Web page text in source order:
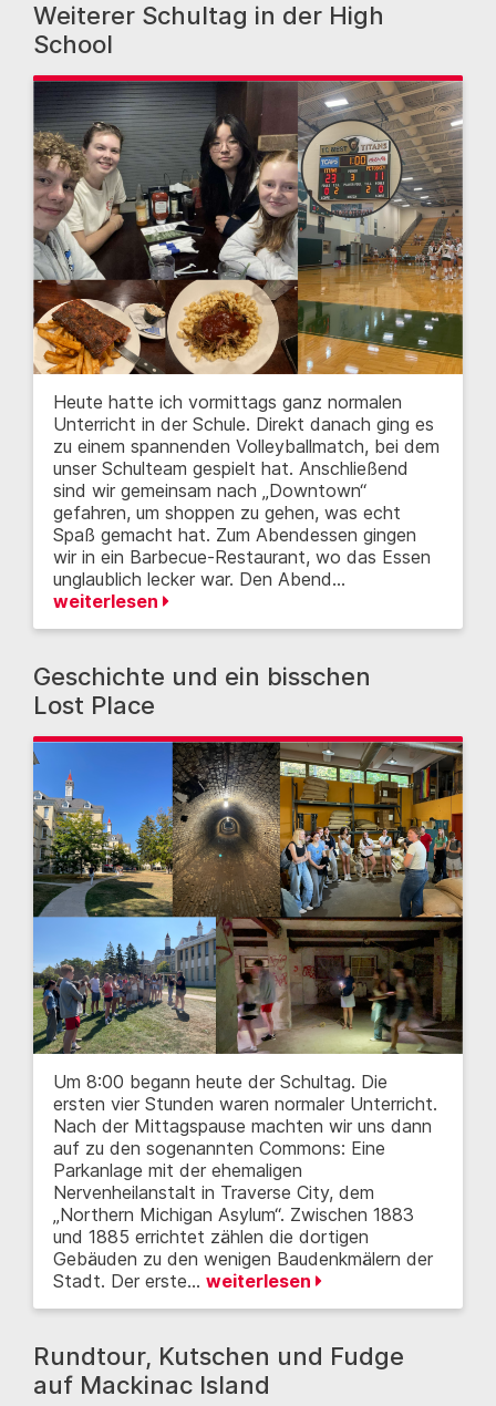
Weiterer Schultag in der High
School
Heute hatte ich vormittags ganz normalen
Unterricht in der Schule. Direkt danach ging es
zu einem spannenden Volleyballmatch, bei dem
unser Schulteam gespielt hat. Anschließend
sind wir gemeinsam nach „Downtown“
gefahren, um shoppen zu gehen, was echt
Spaß gemacht hat. Zum Abendessen gingen
wir in ein Barbecue-Restaurant, wo das Essen
unglaublich lecker war. Den Abend…
weiterlesen
Geschichte und ein bisschen
Lost Place
Um 8:00 begann heute der Schultag. Die
ersten vier Stunden waren normaler Unterricht.
Nach der Mittagspause machten wir uns dann
auf zu den sogenannten Commons: Eine
Parkanlage mit der ehemaligen
Nervenheilanstalt in Traverse City, dem
„Northern Michigan Asylum“. Zwischen 1883
und 1885 errichtet zählen die dortigen
Gebäuden zu den wenigen Baudenkmälern der
Stadt. Der erste… weiterlesen
Rundtour, Kutschen und Fudge
auf Mackinac Island